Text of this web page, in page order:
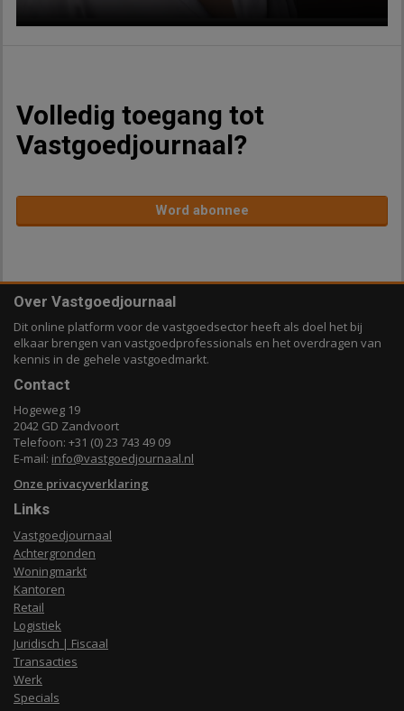
Volledig toegang tot
Vastgoedjournaal?
Word abonnee
Over Vastgoedjournaal
Dit online platform voor de vastgoedsector heeft als doel het bij
elkaar brengen van vastgoedprofessionals en het overdragen van
kennis in de gehele vastgoedmarkt.
Contact
Hogeweg 19
2042 GD Zandvoort
Telefoon: +31 (0) 23 743 49 09
E-mail: info@vastgoedjournaal.nl
Onze privacyverklaring
Links
Vastgoedjournaal
Achtergronden
Woningmarkt
Kantoren
Retail
Logistiek
Juridisch | Fiscaal
Transacties
Werk
Specials